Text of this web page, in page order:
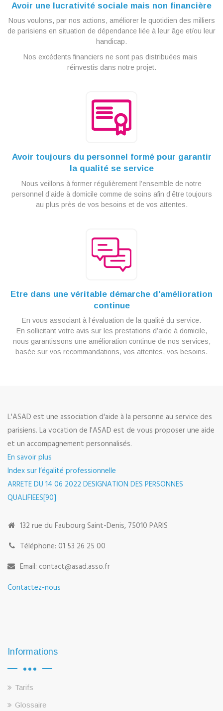
Avoir une lucrativité sociale mais non financière
Nous voulons, par nos actions, améliorer le quotidien des milliers
de parisiens en situation de dépendance liée à leur âge et/ou leur
handicap.
Nos excédents financiers ne sont pas distribuées mais
réinvestis dans notre projet.
Avoir toujours du personnel formé pour garantir
la qualité se service
Nous veillons à former régulièrement l’ensemble de notre
personnel d’aide à domicile comme de soins afin d’être toujours
au plus près de vos besoins et de vos attentes.
Etre dans une véritable démarche d'amélioration
continue
En vous associant à l’évaluation de la qualité du service.
En sollicitant votre avis sur les prestations d’aide à domicile,
nous garantissons une amélioration continue de nos services,
basée sur vos recommandations, vos attentes, vos besoins.
L'ASAD est une association d'aide à la personne au service des
parisiens. La vocation de l'ASAD est de vous proposer une aide
et un accompagnement personnalisés.
En savoir plus
Index sur l’égalité professionnelle
ARRETE DU 14 06 2022 DESIGNATION DES PERSONNES
QUALIFIEES[90]
132 rue du Faubourg Saint-Denis, 75010 PARIS
Téléphone: 01 53 26 25 00
Email: contact@asad.asso.fr
Contactez-nous
Informations
Tarifs
Glossaire